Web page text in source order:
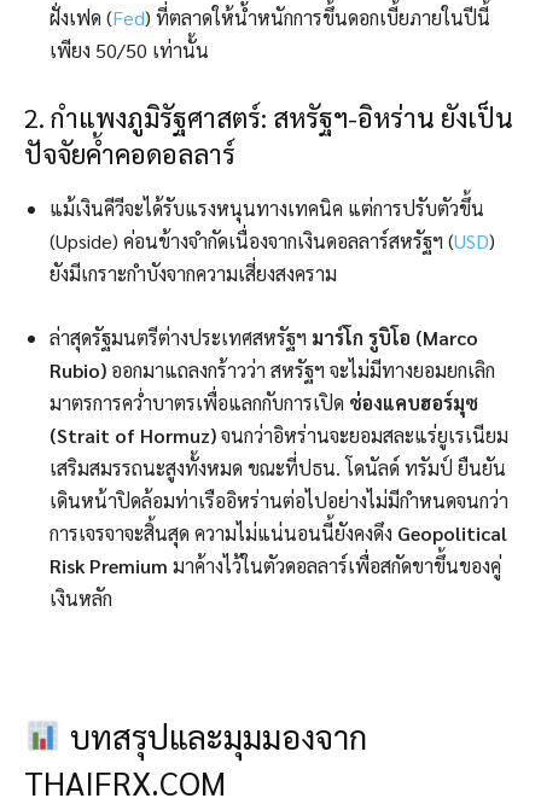
ฝั่งเฟด (Fed) ที่ตลาดให้น้ำหนักการขึ้นดอกเบี้ยภายในปีนี้
เพียง 50/50 เท่านั้น
2. กำแพงภูมิรัฐศาสตร์: สหรัฐฯ-อิหร่าน ยังเป็น
ปัจจัยค้ำคอดอลลาร์
แม้เงินคีวีจะได้รับแรงหนุนทางเทคนิค แต่การปรับตัวขึ้น
(Upside) ค่อนข้างจำกัดเนื่องจากเงินดอลลาร์สหรัฐฯ (USD)
ยังมีเกราะกำบังจากความเสี่ยงสงคราม
ล่าสุดรัฐมนตรีต่างประเทศสหรัฐฯ มาร์โก รูบิโอ (Marco
Rubio) ออกมาแถลงกร้าวว่า สหรัฐฯ จะไม่มีทางยอมยกเลิก
มาตรการคว่ำบาตรเพื่อแลกกับการเปิด ช่องแคบฮอร์มุซ
(Strait of Hormuz)จนกว่าอิหร่านจะยอมสละแร่ยูเรเนียม
เสริมสมรรถนะสูงทั้งหมด ขณะที่ปธน. โดนัลด์ ทรัมป์ ยืนยัน
เดินหน้าปิดล้อมท่าเรืออิหร่านต่อไปอย่างไม่มีกำหนดจนกว่า
การเจรจาจะสิ้นสุด ความไม่แน่นอนนี้ยังคงดึง Geopolitical
Risk Premium มาค้างไว้ในตัวดอลลาร์เพื่อสกัดขาขึ้นของคู่
เงินหลัก
บทสรุปและมุมมองจาก
THAIFRX.COM